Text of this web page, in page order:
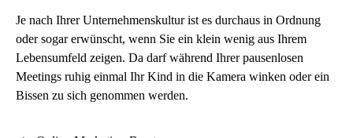
Je nach Ihrer Unternehmenskultur ist es durchaus in Ordnung
oder sogar erwünscht, wenn Sie ein klein wenig aus Ihrem
Lebensumfeld zeigen. Da darf während Ihrer pausenlosen
Meetings ruhig einmal Ihr Kind in die Kamera winken oder ein
Bissen zu sich genommen werden.